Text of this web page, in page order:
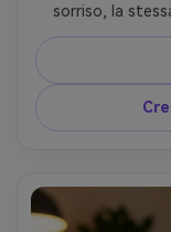
sorriso, la
abito o
preservare